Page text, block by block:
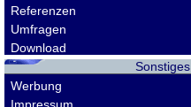
Referenzen
Umfragen
Download
Sonstiges
Werbung